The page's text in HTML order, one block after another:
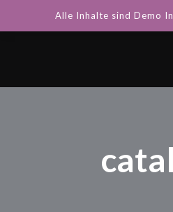
Alle Inhalte sind Demo